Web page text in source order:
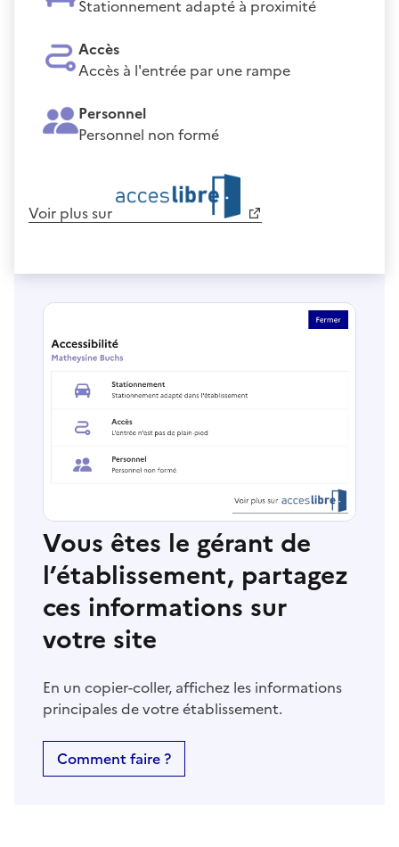
Stationnement adapté à proximité
Accès
Accès à l'entrée par une rampe
Personnel
Personnel non formé
Voir plus sur
Vous êtes le gérant de
l’établissement, partagez
ces informations sur
votre site
En un copier-coller, affichez les informations
principales de votre établissement.
Comment faire ?